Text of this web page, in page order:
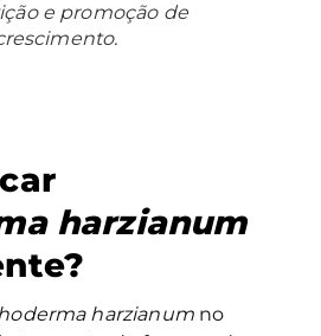
e promoção de
harzianum
harzianumno